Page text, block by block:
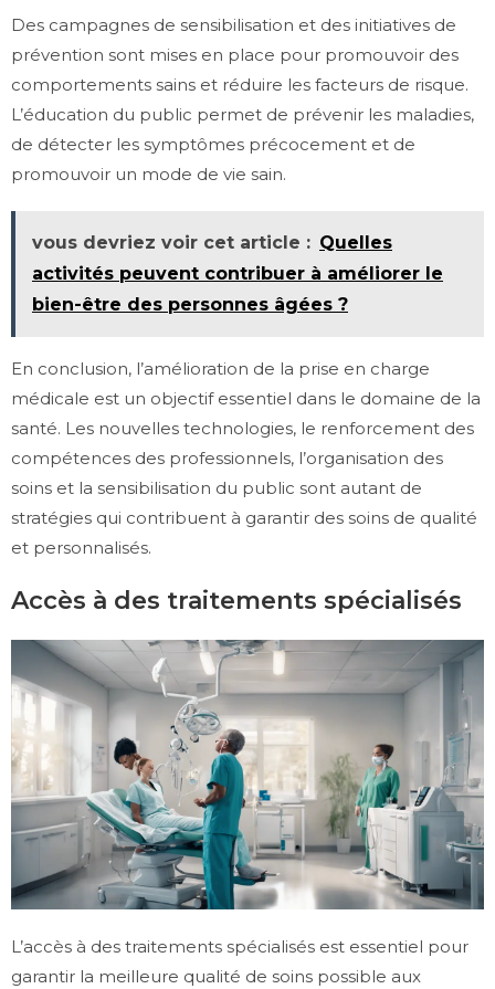
Des campagnes de sensibilisation et des initiatives de
prévention sont mises en place pour promouvoir des
comportements sains et réduire les facteurs de risque.
L’éducation du public permet de prévenir les maladies,
de détecter les symptômes précocement et de
promouvoir un mode de vie sain.
vous devriez voir cet article : Quelles
activités peuvent contribuer à améliorer le
bien-être des personnes âgées ?
En conclusion, l’amélioration de la prise en charge
médicale est un objectif essentiel dans le domaine de la
santé. Les nouvelles technologies, le renforcement des
compétences des professionnels, l’organisation des
soins et la sensibilisation du public sont autant de
stratégies qui contribuent à garantir des soins de qualité
et personnalisés.
Accès à des traitements spécialisés
L’accès à des traitements spécialisés est essentiel pour
garantir la meilleure qualité de soins possible aux